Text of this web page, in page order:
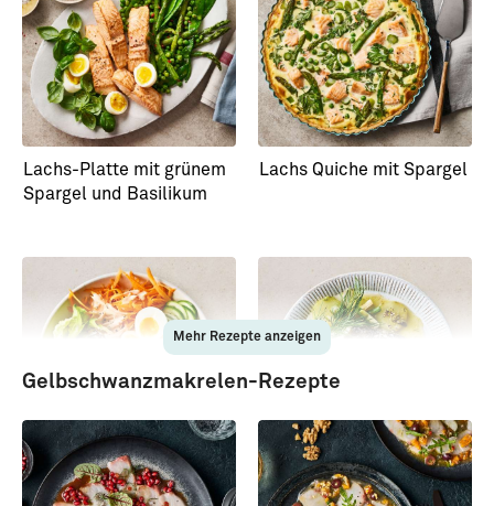
Lachs-Platte mit grünem
Spargel und Basilikum
Lachs Quiche mit Spargel
Bowl mit Stremellachs
Kabeljau aus dem Ofen
Mehr Rezepte anzeigen
Gelbschwanzmakrelen-Rezepte